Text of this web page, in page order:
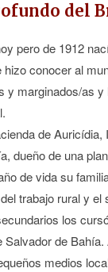
del
pero de 1912
hizo conocer al
y marginados/as
de
dueño de una
de vida su
trabajo rural y
los
Salvador de
medios